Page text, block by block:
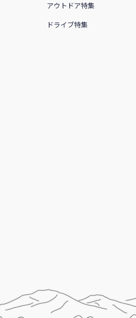
アウトドア特集
ドライブ特集